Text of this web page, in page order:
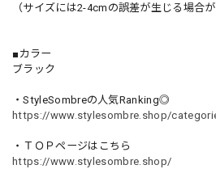
（サイズには2-4cmの誤差が生じる場合が
■カラー
ブラック
・StyleSombreの人気Ranking◎
https://www.stylesombre.shop/
・ＴＯＰページはこちら
https://www.stylesombre.shop/